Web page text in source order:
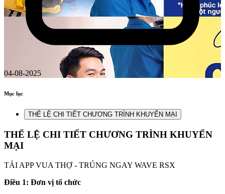
04-08-2025
Mục lục
THỂ LỆ CHI TIẾT CHƯƠNG TRÌNH KHUYẾN MẠI
THỂ LỆ CHI TIẾT CHƯƠNG TRÌNH KHUYẾN
MẠI
TẢI APP VUA THỢ - TRÚNG NGAY WAVE RSX
Điều 1: Đơn vị tổ chức